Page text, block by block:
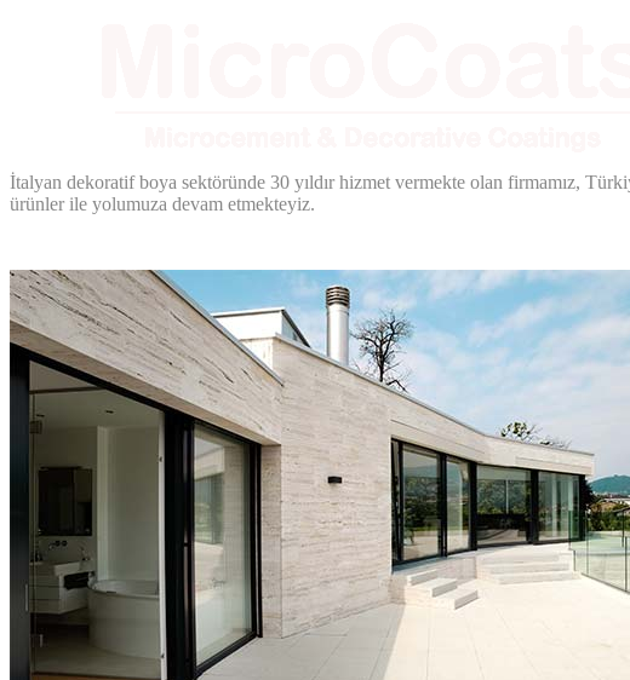
İtalyan dekoratif boya sektöründe 30 yıldır hizmet vermekte olan firmamız,
ürünler ile yolumuza devam etmekteyiz.